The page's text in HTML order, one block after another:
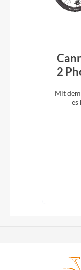
2
Mit
es